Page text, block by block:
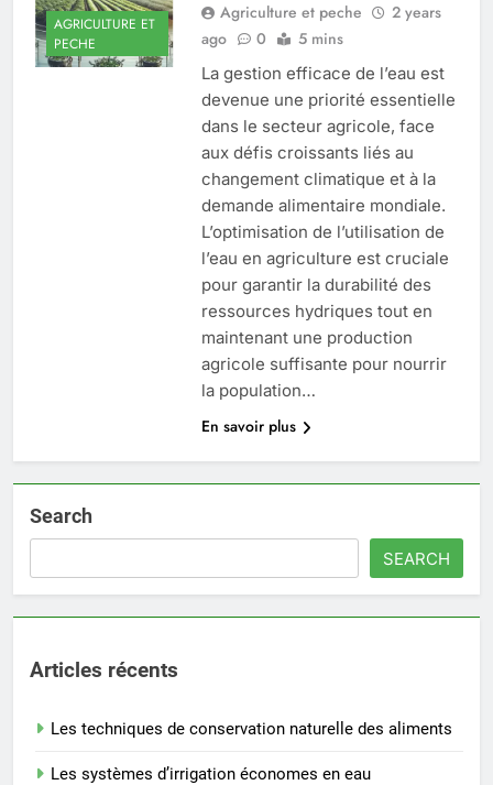
AGRICULTURE ET
PECHE
Agriculture et peche
2 years
ago
0 5 mins
La gestion efficace de l’eau est
devenue une priorité essentielle
dans le secteur agricole, face
aux défis croissants liés au
changement climatique et à la
demande alimentaire mondiale.
L’optimisation de l’utilisation de
l’eau en agriculture est cruciale
pour garantir la durabilité des
ressources hydriques tout en
maintenant une production
agricole suffisante pour nourrir
la population…
En savoir plus
Search
SEARCH
Articles récents
Les techniques de conservation naturelle des aliments
Les systèmes d’irrigation économes en eau